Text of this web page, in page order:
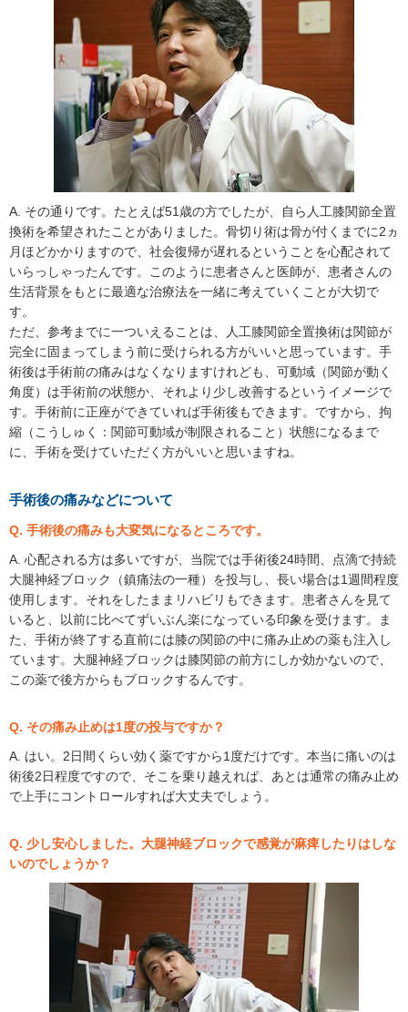
A. その通りです。たとえば51歳の方でしたが、自ら人工膝関節全置
換術を希望されたことがありました。骨切り術は骨が付くまでに2ヵ
月ほどかかりますので、社会復帰が遅れるということを心配されて
いらっしゃったんです。このように患者さんと医師が、患者さんの
生活背景をもとに最適な治療法を一緒に考えていくことが大切で
す。
ただ、参考までに一ついえることは、人工膝関節全置換術は関節が
完全に固まってしまう前に受けられる方がいいと思っています。手
術後は手術前の痛みはなくなりますけれども、可動域（関節が動く
角度）は手術前の状態か、それより少し改善するというイメージで
す。手術前に正座ができていれば手術後もできます。ですから、拘
縮（こうしゅく：関節可動域が制限されること）状態になるまで
に、手術を受けていただく方がいいと思いますね。
手術後の痛みなどについて
Q. 手術後の痛みも大変気になるところです。
A. 心配される方は多いですが、当院では手術後24時間、点滴で持続
大腿神経ブロック（鎮痛法の一種）を投与し、長い場合は1週間程度
使用します。それをしたままリハビリもできます。患者さんを見て
いると、以前に比べてずいぶん楽になっている印象を受けます。ま
た、手術が終了する直前には膝の関節の中に痛み止めの薬も注入し
ています。大腿神経ブロックは膝関節の前方にしか効かないので、
この薬で後方からもブロックするんです。
Q. その痛み止めは1度の投与ですか？
A. はい。2日間くらい効く薬ですから1度だけです。本当に痛いのは
術後2日程度ですので、そこを乗り越えれば、あとは通常の痛み止め
で上手にコントロールすれば大丈夫でしょう。
Q. 少し安心しました。大腿神経ブロックで感覚が麻痺したりはしな
いのでしょうか？